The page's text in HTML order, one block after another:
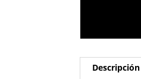
Descripción